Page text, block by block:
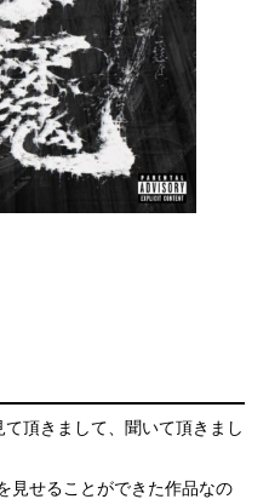
頂きまして、聞いて頂きまし
見せることができた作品なの